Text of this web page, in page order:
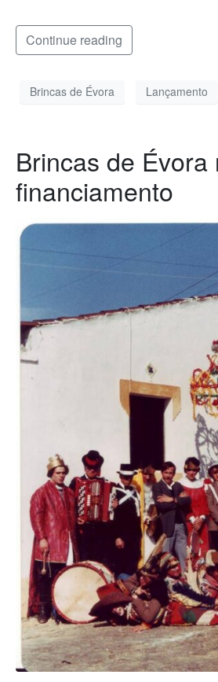
Continue reading
Brincas de Évora Lançamento
Brincas de Évora
financiamento